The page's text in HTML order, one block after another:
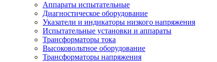
Аппараты испытательные
Диагностическое оборудование
Указатели и индикаторы низкого напряжения
Испытательные установки и аппараты
Трансформаторы тока
Высоковольтное оборудование
Трансформаторы напряжения